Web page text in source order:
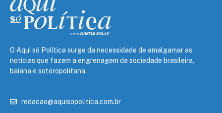
O Aqui só Política surge da necessidade de amalgamar as
notícias que fazem a engrenagem da sociedade brasileira,
baiana e soteropolitana.
redacao@aquisopolitica.com.br